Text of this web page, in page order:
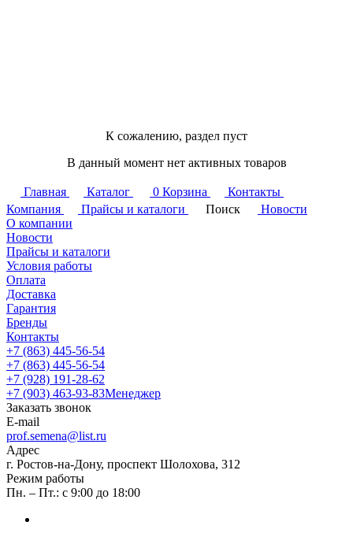
К сожалению, раздел пуст
В данный момент нет активных товаров
Главная Каталог 0 Корзина
Контакты
Компания
Прайсы и каталоги Поиск
Новости
О компании
Новости
Прайсы и каталоги
Условия работы
Оплата
Доставка
Гарантия
Бренды
Контакты
+7 (863) 445-56-54
+7 (863) 445-56-54
+7 (928) 191-28-62
+7 (903) 463-93-83Менеджер
Заказать звонок
E-mail
prof.semena@list.ru
Адрес
г. Ростов-на-Дону, проспект Шолохова, 312
Режим работы
Пн. – Пт.: с 9:00 до 18:00